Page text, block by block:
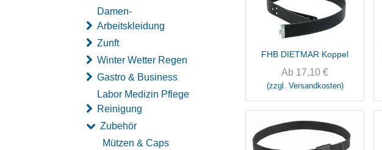
Damen-
Arbeitskleidung
Zunft
Winter Wetter Regen
Gastro & Business
Labor Medizin Pflege
Reinigung
Zubehör
Mützen & Caps
FHB DIETMAR Koppel
Ab 17,10 €
(zzgl. Versandkosten)